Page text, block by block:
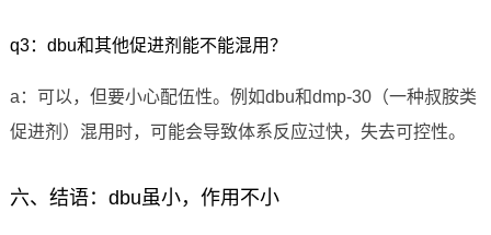
q3：dbu和其他促进剂能不能混用？
a：可以，但要小心配伍性。例如dbu和dmp-30（一种叔胺类
促进剂）混用时，可能会导致体系反应过快，失去可控性。
六、结语：dbu虽小，作用不小